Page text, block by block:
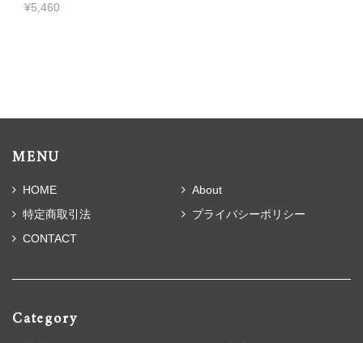
¥5,460
MENU
HOME
About
特定商取引法
プライバシーポリシー
CONTACT
Category